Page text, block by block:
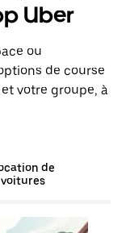
Uber
ou
de course
votre groupe, à
de
voitures